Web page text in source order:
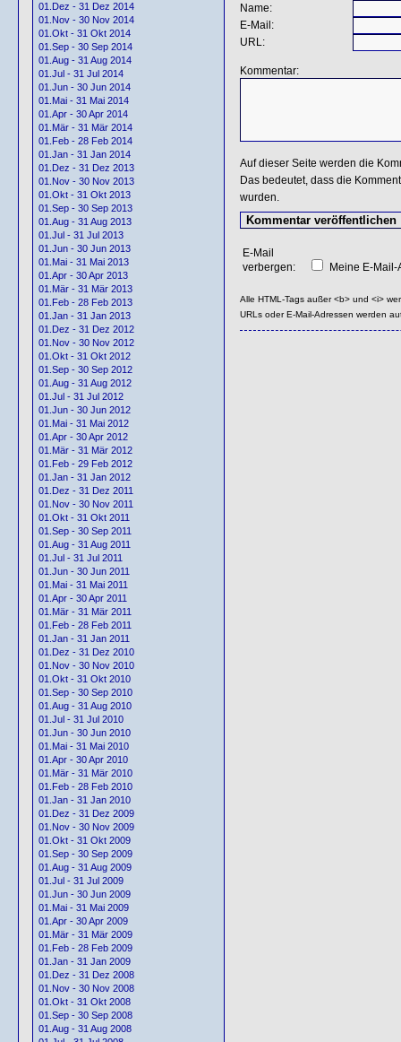
01.Dez - 31 Dez 2014
01.Nov - 30 Nov 2014
01.Okt - 31 Okt 2014
01.Sep - 30 Sep 2014
01.Aug - 31 Aug 2014
01.Jul - 31 Jul 2014
01.Jun - 30 Jun 2014
01.Mai - 31 Mai 2014
01.Apr - 30 Apr 2014
01.Mär - 31 Mär 2014
01.Feb - 28 Feb 2014
01.Jan - 31 Jan 2014
01.Dez - 31 Dez 2013
01.Nov - 30 Nov 2013
01.Okt - 31 Okt 2013
01.Sep - 30 Sep 2013
01.Aug - 31 Aug 2013
01.Jul - 31 Jul 2013
01.Jun - 30 Jun 2013
01.Mai - 31 Mai 2013
01.Apr - 30 Apr 2013
01.Mär - 31 Mär 2013
01.Feb - 28 Feb 2013
01.Jan - 31 Jan 2013
01.Dez - 31 Dez 2012
01.Nov - 30 Nov 2012
01.Okt - 31 Okt 2012
01.Sep - 30 Sep 2012
01.Aug - 31 Aug 2012
01.Jul - 31 Jul 2012
01.Jun - 30 Jun 2012
01.Mai - 31 Mai 2012
01.Apr - 30 Apr 2012
01.Mär - 31 Mär 2012
01.Feb - 29 Feb 2012
01.Jan - 31 Jan 2012
01.Dez - 31 Dez 2011
01.Nov - 30 Nov 2011
01.Okt - 31 Okt 2011
01.Sep - 30 Sep 2011
01.Aug - 31 Aug 2011
01.Jul - 31 Jul 2011
01.Jun - 30 Jun 2011
01.Mai - 31 Mai 2011
01.Apr - 30 Apr 2011
01.Mär - 31 Mär 2011
01.Feb - 28 Feb 2011
01.Jan - 31 Jan 2011
01.Dez - 31 Dez 2010
01.Nov - 30 Nov 2010
01.Okt - 31 Okt 2010
01.Sep - 30 Sep 2010
01.Aug - 31 Aug 2010
01.Jul - 31 Jul 2010
01.Jun - 30 Jun 2010
01.Mai - 31 Mai 2010
01.Apr - 30 Apr 2010
01.Mär - 31 Mär 2010
01.Feb - 28 Feb 2010
01.Jan - 31 Jan 2010
01.Dez - 31 Dez 2009
01.Nov - 30 Nov 2009
01.Okt - 31 Okt 2009
01.Sep - 30 Sep 2009
01.Aug - 31 Aug 2009
01.Jul - 31 Jul 2009
01.Jun - 30 Jun 2009
01.Mai - 31 Mai 2009
01.Apr - 30 Apr 2009
01.Mär - 31 Mär 2009
01.Feb - 28 Feb 2009
01.Jan - 31 Jan 2009
01.Dez - 31 Dez 2008
01.Nov - 30 Nov 2008
01.Okt - 31 Okt 2008
01.Sep - 30 Sep 2008
01.Aug - 31 Aug 2008
Name:
E-Mail:
URL:
Kommentar:
Auf dieser Seite werden die
Das bedeutet, dass die
wurden.
E-Mail
verbergen:
Meine E-
Alle HTML-Tags außer <b> und <i>
URLs oder E-Mail-Adressen werden